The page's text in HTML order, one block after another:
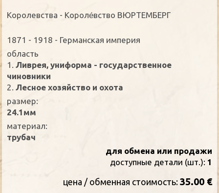
Kоролевства - Короле́вство ВЮРТЕМБЕРГ
1871 - 1918 - Германская империя
oбласть
1. Ливрея, униформа - государственное
чиновники
2. Лесное хозяйство и охота
размер:
24.1мм
материал:
трубач
для обмена или продажи
доступные детали (шт.): 1
цена / oбменная стоимость: 35.00 €